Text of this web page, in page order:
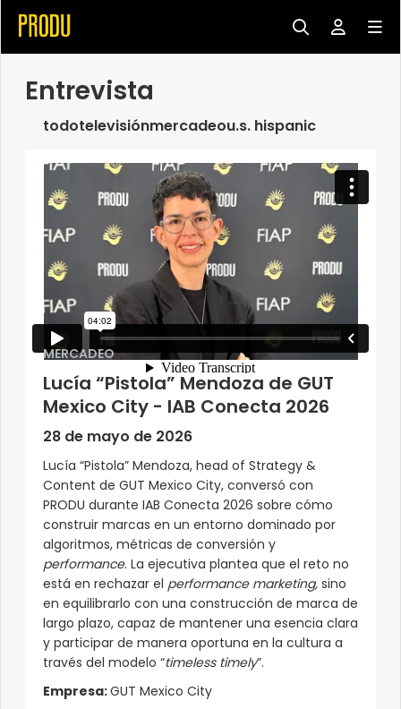
Entrevista
todotelevisiónmercadeou.s. hispanic
MERCADEO
Lucía “Pistola” Mendoza de GUT
Mexico City - IAB Conecta 2026
28 de mayo de 2026
Lucía “Pistola” Mendoza, head of Strategy &
Content de GUT Mexico City, conversó con
PRODU durante IAB Conecta 2026 sobre cómo
construir marcas en un entorno dominado por
algoritmos, métricas de conversión y
performance. La ejecutiva plantea que el reto no
está en rechazar el performance marketing, sino
en equilibrarlo con una construcción de marca de
largo plazo, capaz de mantener una esencia clara
y participar de manera oportuna en la cultura a
través del modelo “timeless timely”.
Empresa:GUT Mexico City